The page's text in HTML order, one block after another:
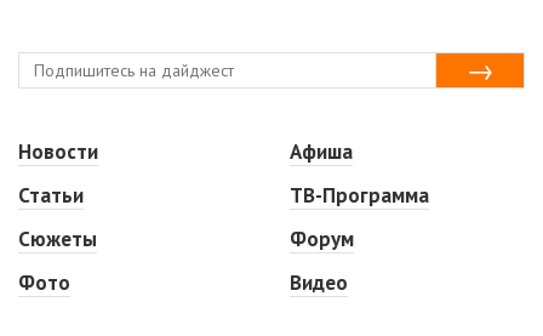
Новости
Статьи
Сюжеты
Фото
Афиша
ТВ-Программа
Форум
Видео